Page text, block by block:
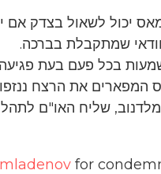
יכול לשאול בצדק אם
שמתקבלת בברכה.
בכל פעם בעת פגיעה
המפארים את הרצח
שליח האו"ם
for